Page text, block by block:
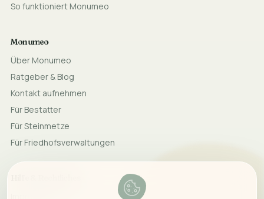
So funktioniert Monumeo
Monumeo
Über Monumeo
Ratgeber & Blog
Kontakt aufnehmen
Für Bestatter
Für Steinmetze
Für Friedhofsverwaltungen